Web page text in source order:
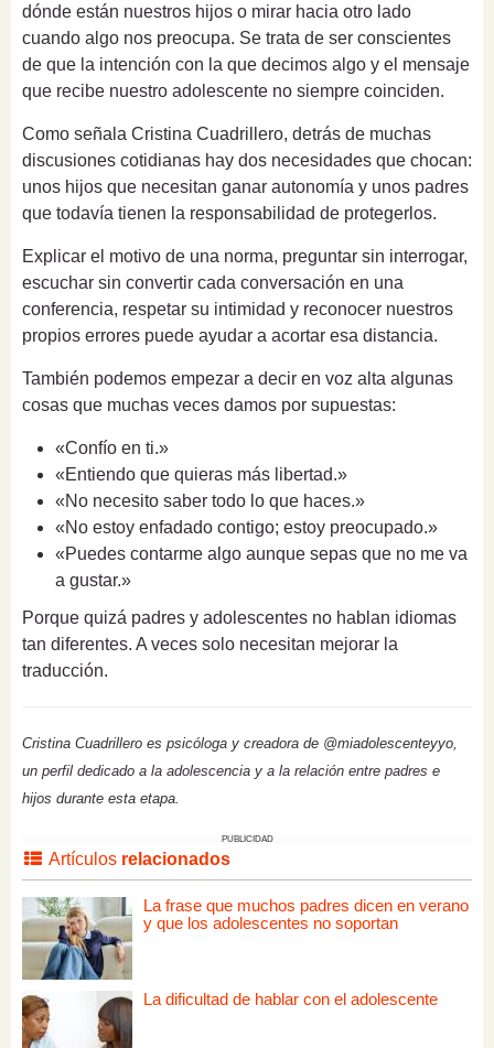
dónde están nuestros hijos o mirar hacia otro lado
cuando algo nos preocupa. Se trata de ser conscientes
de que la intención con la que decimos algo y el mensaje
que recibe nuestro adolescente no siempre coinciden.
Como señala Cristina Cuadrillero, detrás de muchas
discusiones cotidianas hay dos necesidades que chocan:
unos hijos que necesitan ganar autonomía y unos padres
que todavía tienen la responsabilidad de protegerlos.
Explicar el motivo de una norma, preguntar sin interrogar,
escuchar sin convertir cada conversación en una
conferencia, respetar su intimidad y reconocer nuestros
propios errores puede ayudar a acortar esa distancia.
También podemos empezar a decir en voz alta algunas
cosas que muchas veces damos por supuestas:
«Confío en ti.»
«Entiendo que quieras más libertad.»
«No necesito saber todo lo que haces.»
«No estoy enfadado contigo; estoy preocupado.»
«Puedes contarme algo aunque sepas que no me va
a gustar.»
Porque quizá padres y adolescentes no hablan idiomas
tan diferentes. A veces solo necesitan mejorar la
traducción.
Cristina Cuadrillero es psicóloga y creadora de @miadolescenteyyo,
un perfil dedicado a la adolescencia y a la relación entre padres e
hijos durante esta etapa.
PUBLICIDAD
Artículos relacionados
La frase que muchos padres dicen en verano
y que los adolescentes no soportan
La dificultad de hablar con el adolescente